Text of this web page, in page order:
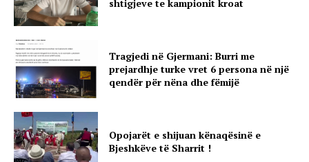
shtigjeve te kampionit kroat
Tragjedi në Gjermani: Burri me
prejardhje turke vret 6 persona në një
qendër për nëna dhe fëmijë
Opojarët e shijuan kënaqësinë e
Bjeshkëve të Sharrit !